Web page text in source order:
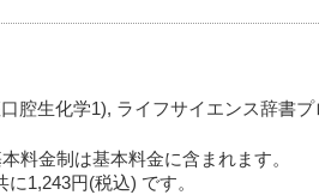
腔生化学1), ライフサイエンス辞書プ
料金制は基本料金に含まれます。
1,243円(税込) です。